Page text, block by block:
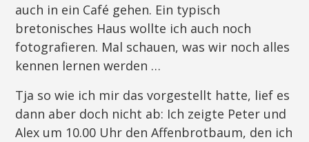
auch in ein Café gehen. Ein typisch
bretonisches Haus wollte ich auch noch
fotografieren. Mal schauen, was wir noch alles
kennen lernen werden …
Tja so wie ich mir das vorgestellt hatte, lief es
dann aber doch nicht ab: Ich zeigte Peter und
Alex um 10.00 Uhr den Affenbrotbaum, den ich